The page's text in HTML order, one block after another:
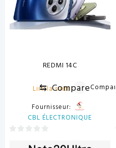
REDMI 14C
Lire la suite
⇆ CompareCompare
Fournisseur:
CBL ÉLECTRONIQUE